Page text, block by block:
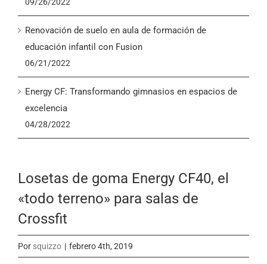
Losetas de goma Energy CF40, el
«todo terreno» para salas de
Crossfit
Por squizzo | febrero 4th, 2019
Renovación de suelo en aula de formación de
educación infantil con Fusion
06/21/2022
Energy CF: Transformando gimnasios en espacios de
excelencia
04/28/2022